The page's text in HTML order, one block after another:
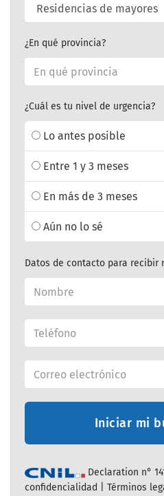
¿En qué provincia?
¿Cuál es tu nivel de urgencia?
Lo antes posible
Entre 1 y 3 meses
En más de 3 meses
Aún no lo sé
Datos de contacto para recibir
Iniciar mi
Declaration n°
confidencialidad
Términos